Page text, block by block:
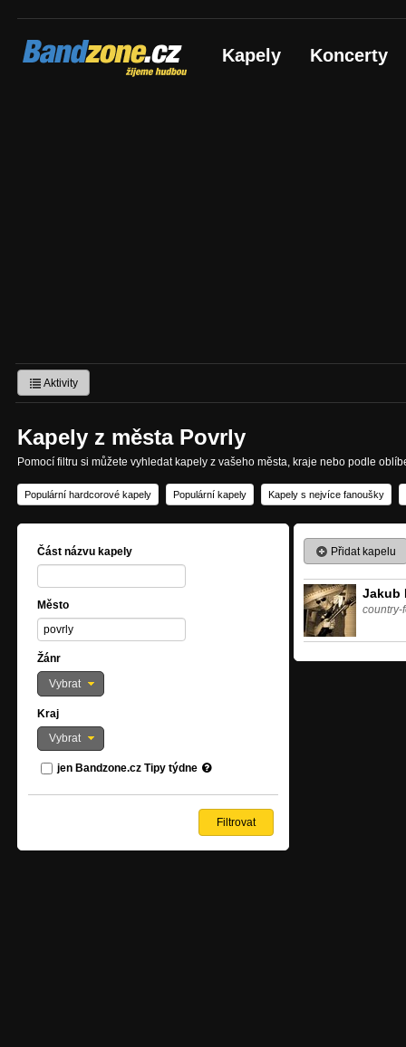
Bandzone.cz
žijeme hudbou Kapely Koncerty
Aktivity
Kapely z města Povrly
Pomocí filtru si můžete vyhledat kapely z vašeho města, kraje nebo podle
Populární hardcorové kapely Populární kapely Kapely s nejvíce fanoušky
Část názvu kapely
Město
Žánr
Vybrat
Kraj
Vybrat
jen Bandzone.cz Tipy týdne
Přidat kapelu
Jakub
country-